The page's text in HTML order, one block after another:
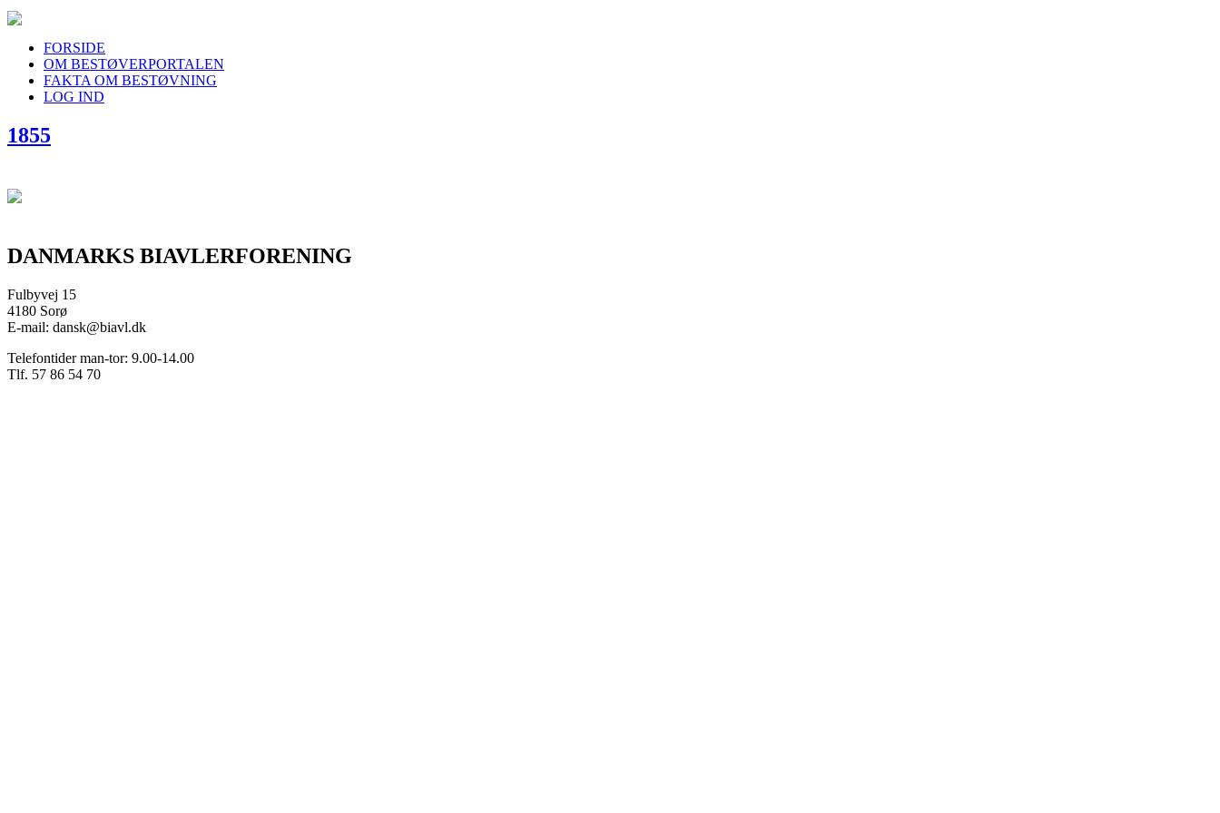
FORSIDE
OM BESTØVERPORTALEN
FAKTA OM BESTØVNING
LOG IND
1855
DANMARKS BIAVLERFORENING
Fulbyvej 15
4180 Sorø
E-mail: dansk@biavl.dk
Telefontider man-tor: 9.00-14.00
Tlf. 57 86 54 70